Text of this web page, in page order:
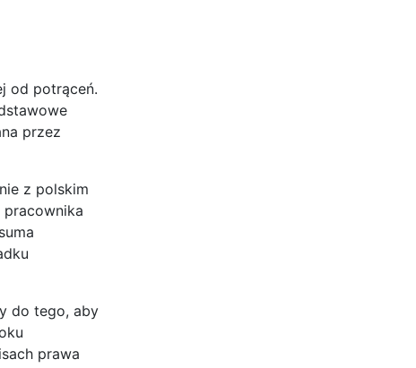
od potrąceń.
przez
z polskim
do tego, aby
prawa